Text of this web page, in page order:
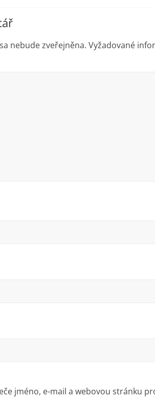
nebude zveřejněna. Vyžadované
jméno, e-mail a webovou stránku